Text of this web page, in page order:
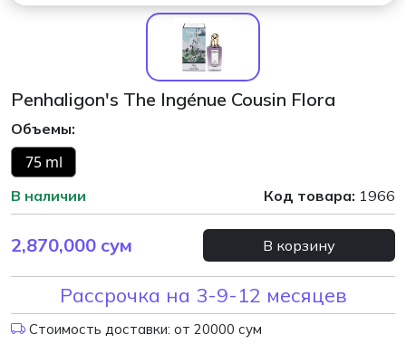
Penhaligon's The Ingénue Cousin Flora
Объемы:
75 ml
В наличии Код товара: 1966
2,870,000 сум В корзину
Рассрочка на 3-9-12 месяцев
Стоимость доставки: от 20000 сум